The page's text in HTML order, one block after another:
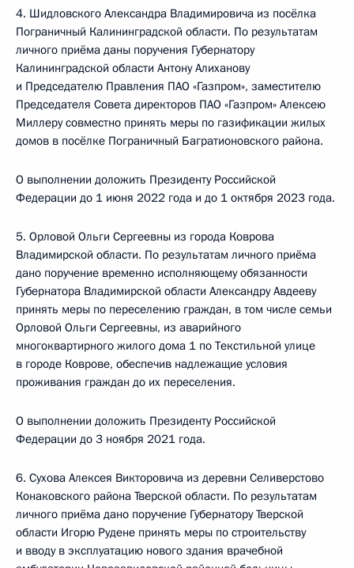
4. Шидловского Александра Владимировича из посёлка
Пограничный Калининградской области. По результатам
личного приёма даны поручения Губернатору
Калининградской области Антону Алиханову
и Председателю Правления ПАО «Газпром», заместителю
Председателя Совета директоров ПАО «Газпром» Алексею
Миллеру совместно принять меры по газификации жилых
домов в посёлке Пограничный Багратионовского района.
О выполнении доложить Президенту Российской
Федерации до 1 июня 2022 года и до 1 октября 2023 года.
5. Орловой Ольги Сергеевны из города Коврова
Владимирской области. По результатам личного приёма
дано поручение временно исполняющему обязанности
Губернатора Владимирской области Александру Авдееву
принять меры по переселению граждан, в том числе семьи
Орловой Ольги Сергеевны, из аварийного
многоквартирного жилого дома 1 по Текстильной улице
в городе Коврове, обеспечив надлежащие условия
проживания граждан до их переселения.
О выполнении доложить Президенту Российской
Федерации до 3 ноября 2021 года.
6. Сухова Алексея Викторовича из деревни Селиверстово
Конаковского района Тверской области. По результатам
личного приёма дано поручение Губернатору Тверской
области Игорю Рудене принять меры по строительству
и вводу в эксплуатацию нового здания врачебной